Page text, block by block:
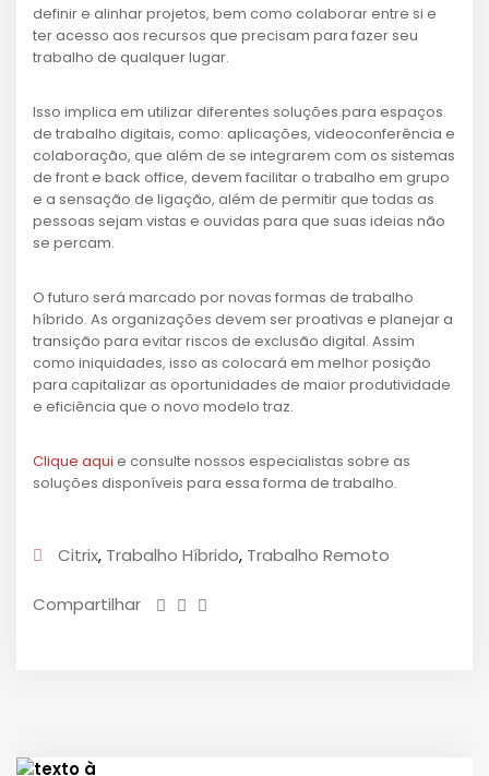
definir e alinhar projetos, bem como colaborar entre si e
ter acesso aos recursos que precisam para fazer seu
trabalho de qualquer lugar.
Isso implica em utilizar diferentes soluções para espaços
de trabalho digitais, como: aplicações, videoconferência e
colaboração, que além de se integrarem com os sistemas
de front e back office, devem facilitar o trabalho em grupo
e a sensação de ligação, além de permitir que todas as
pessoas sejam vistas e ouvidas para que suas ideias não
se percam.
O futuro será marcado por novas formas de trabalho
híbrido. As organizações devem ser proativas e planejar a
transição para evitar riscos de exclusão digital. Assim
como iniquidades, isso as colocará em melhor posição
para capitalizar as oportunidades de maior produtividade
e eficiência que o novo modelo traz.
Clique aqui e consulte nossos especialistas sobre as
soluções disponíveis para essa forma de trabalho.
Citrix, Trabalho Híbrido, Trabalho Remoto
Compartilhar